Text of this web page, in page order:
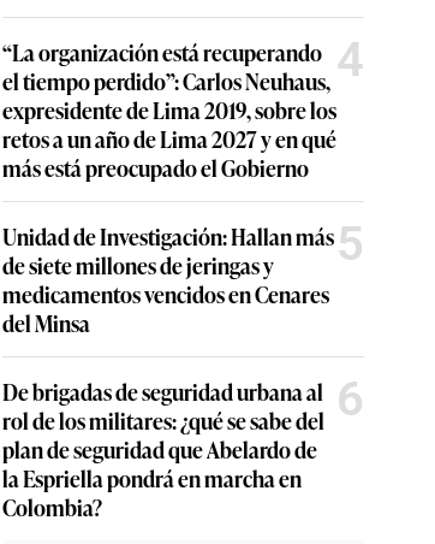
“La organización está recuperando
el tiempo perdido”: Carlos Neuhaus,
expresidente de Lima 2019, sobre los
retos a un año de Lima 2027 y en qué
más está preocupado el Gobierno
4
Unidad de Investigación: Hallan más
de siete millones de jeringas y
medicamentos vencidos en Cenares
del Minsa
5
De brigadas de seguridad urbana al
rol de los militares: ¿qué se sabe del
plan de seguridad que Abelardo de
la Espriella pondrá en marcha en
Colombia?
6